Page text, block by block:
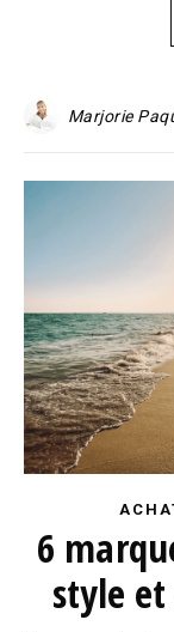
Marjorie
6
style